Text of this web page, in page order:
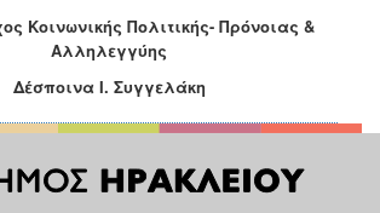
Κοινωνικής Πολιτικής- Πρόνοιας &
Αλληλεγγύης
Δέσποινα Ι. Συγγελάκη